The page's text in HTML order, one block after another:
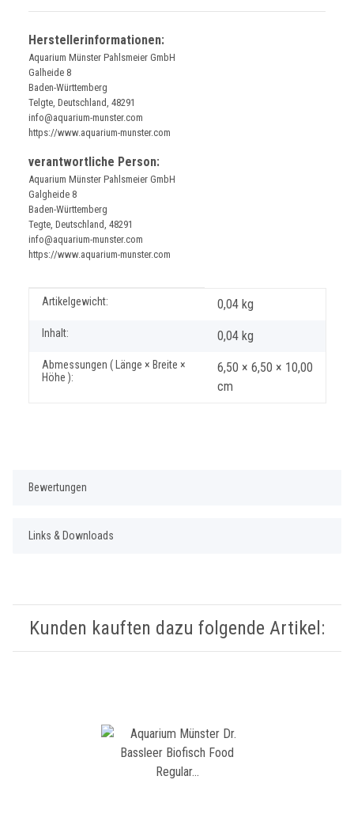
Herstellerinformationen:
Aquarium Münster Pahlsmeier GmbH
Galheide 8
Baden-Württemberg
Telgte, Deutschland, 48291
info@aquarium-munster.com
https://www.aquarium-munster.com
verantwortliche Person:
Aquarium Münster Pahlsmeier GmbH
Galgheide 8
Baden-Württemberg
Tegte, Deutschland, 48291
info@aquarium-munster.com
https://www.aquarium-munster.com
Produkteigenschaft
Wert
Artikelgewicht: 0,04 kg
Inhalt: 0,04 kg
Abmessungen ( Länge × Breite ×
Höhe ):
6,50 × 6,50 × 10,00
cm
Bewertungen
Links & Downloads
Kunden kauften dazu folgende Artikel: